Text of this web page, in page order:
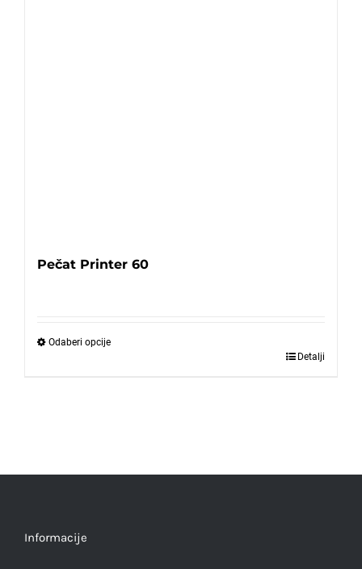
Pečat Printer 60
Odaberi opcije
Detalji
Informacije